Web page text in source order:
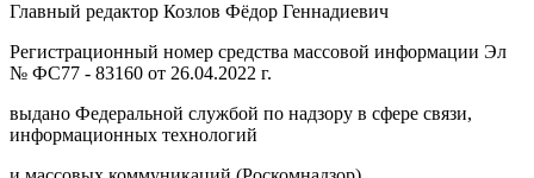
Главный редактор Козлов Фёдор Геннадиевич
Регистрационный номер средства массовой информации Эл
№ ФС77 - 83160 от 26.04.2022 г.
выдано Федеральной службой по надзору в сфере связи,
информационных технологий